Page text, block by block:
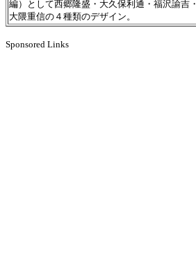
編）として西郷隆盛・大久保利通・福沢諭吉・
大隈重信の４種類のデザイン。
Sponsored Links